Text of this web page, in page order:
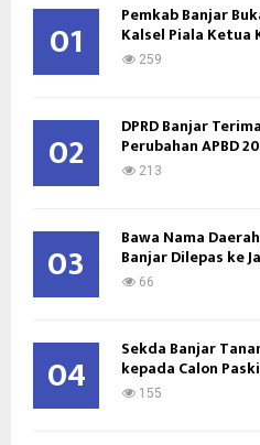
o
01 Pemkab Banjar
Kalsel Piala Ketua
259
02 DPRD Banjar
Perubahan APBD
213
03 Bawa Nama
Banjar Dilepas ke
66
04 Sekda Banjar
kepada Calon
155